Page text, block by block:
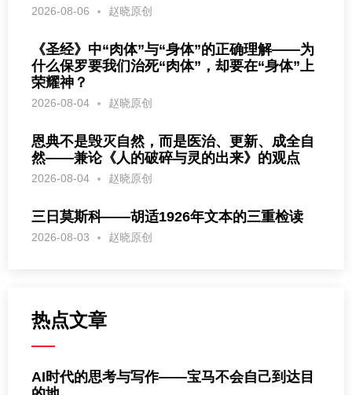
2026-08-06 赵晓原创
《圣经》中“肉体”与“身体”的正确理解——为
什么保罗要我们治死“肉体”，却要在“身体”上
荣耀神？
2026-08-04 赵晓原创
恩典不是毁灭自然，而是医治、更新、成全自
然——兼论《人的破碎与灵的出来》的观点
2026-08-04 赵晓原创
三日莫斯科——胡适1926年文本的三重检读
2026-08-03 赵晓原创
热点文章
AI时代的思考与写作——宝马不会自己到达目